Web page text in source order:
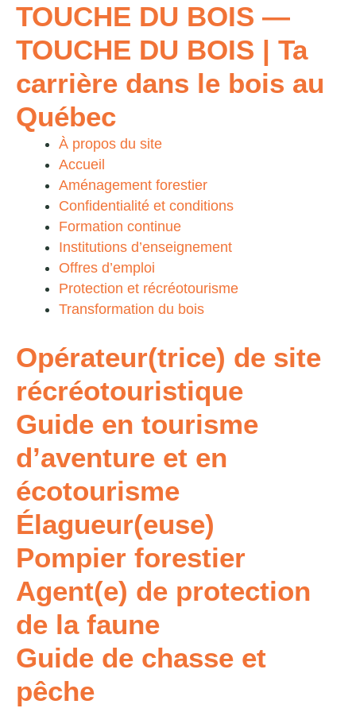
TOUCHE DU BOIS —
TOUCHE DU BOIS | Ta
carrière dans le bois au
Québec
À propos du site
Accueil
Aménagement forestier
Confidentialité et conditions
Formation continue
Institutions d’enseignement
Offres d’emploi
Protection et récréotourisme
Transformation du bois
Opérateur(trice) de site
récréotouristique
Guide en tourisme
d’aventure et en
écotourisme
Élagueur(euse)
Pompier forestier
Agent(e) de protection
de la faune
Guide de chasse et
pêche